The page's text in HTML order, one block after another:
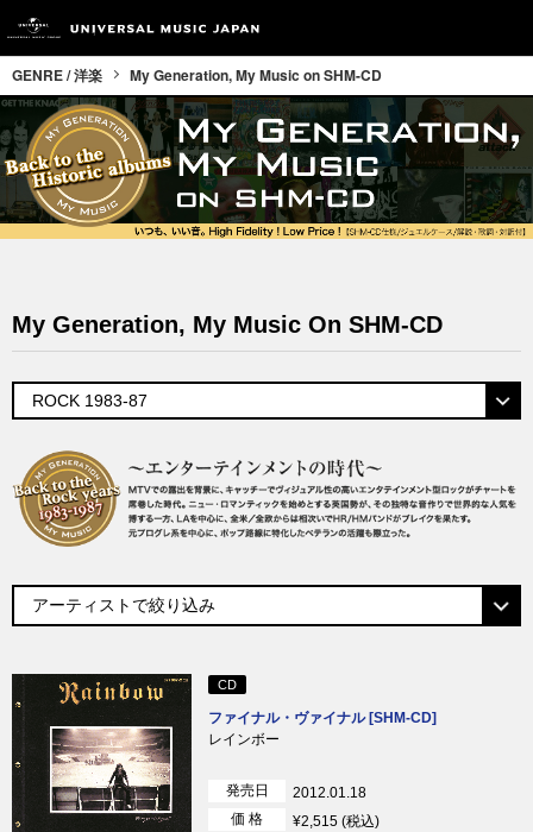
GENRE / 洋楽 My Generation, My Music on SHM-CD
My Generation, My Music On SHM-CD
CD
ファイナル・ヴァイナル [SHM-CD]
レインボー
発売日
2012.01.18
価 格
¥2,515 (税込)